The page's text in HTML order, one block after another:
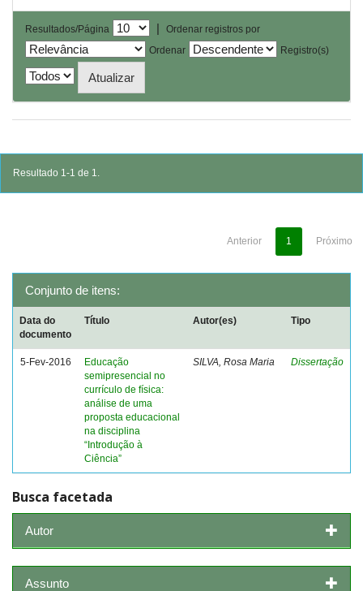
Resultados/Página |
Ordenar registros por
Ordenar
Registro(s)
Resultado 1-1 de 1.
Anterior 1 Próximo
Conjunto de itens:
Data do
documento
Título Autor(es) Tipo
5-Fev-2016
Educação
semipresencial no
currículo de física:
análise de uma
proposta educacional
na disciplina
“Introdução à
Ciência”
SILVA, Rosa Maria Dissertação
Busca facetada
Autor
Assunto